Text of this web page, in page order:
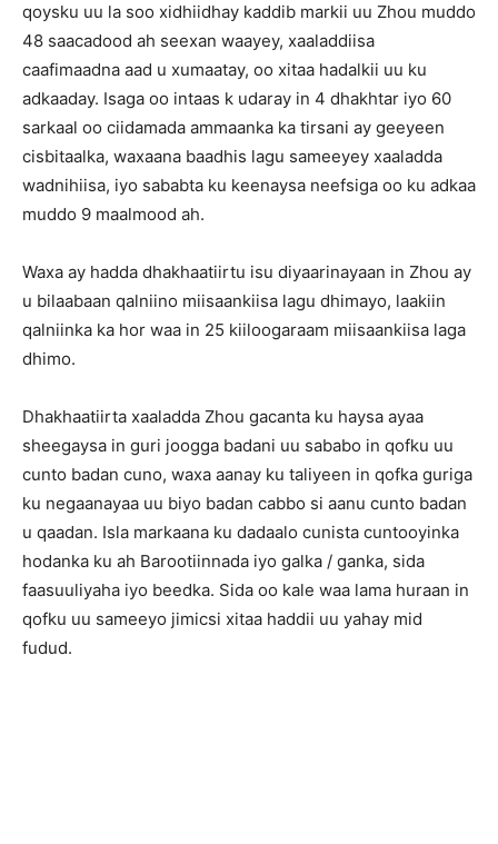
qoysku uu la soo xidhiidhay kaddib markii uu Zhou muddo
48 saacadood ah seexan waayey, xaaladdiisa
caafimaadna aad u xumaatay, oo xitaa hadalkii uu ku
adkaaday. Isaga oo intaas k udaray in 4 dhakhtar iyo 60
sarkaal oo ciidamada ammaanka ka tirsani ay geeyeen
cisbitaalka, waxaana baadhis lagu sameeyey xaaladda
wadnihiisa, iyo sababta ku keenaysa neefsiga oo ku adkaa
muddo 9 maalmood ah.
Waxa ay hadda dhakhaatiirtu isu diyaarinayaan in Zhou ay
u bilaabaan qalniino miisaankiisa lagu dhimayo, laakiin
qalniinka ka hor waa in 25 kiiloogaraam miisaankiisa laga
dhimo.
Dhakhaatiirta xaaladda Zhou gacanta ku haysa ayaa
sheegaysa in guri joogga badani uu sababo in qofku uu
cunto badan cuno, waxa aanay ku taliyeen in qofka guriga
ku negaanayaa uu biyo badan cabbo si aanu cunto badan
u qaadan. Isla markaana ku dadaalo cunista cuntooyinka
hodanka ku ah Barootiinnada iyo galka / ganka, sida
faasuuliyaha iyo beedka. Sida oo kale waa lama huraan in
qofku uu sameeyo jimicsi xitaa haddii uu yahay mid
fudud.